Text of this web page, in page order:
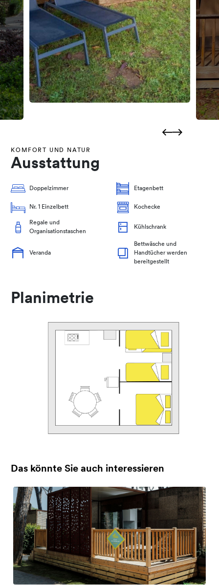
KOMFORT UND NATUR
Ausstattung
Doppelzimmer Etagenbett
Nr. 1 Einzelbett Kochecke
Regale und
Organisationstaschen
Kühlschrank
Veranda
Bettwäsche und
Handtücher werden
bereitgestellt
Planimetrie
Das könnte Sie auch interessieren